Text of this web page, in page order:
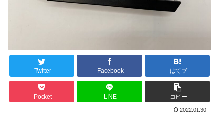
Twitter Facebook はてブ
Pocket LINE コピー
2022.01.30